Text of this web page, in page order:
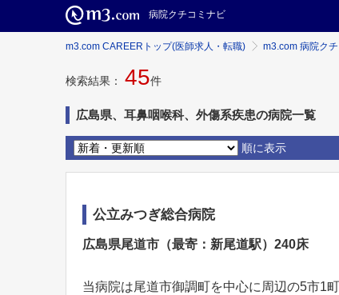
病院クチコミナビ
m3.com CAREERトップ(医師求人・転職) m3.com 病院ク
検索結果： 45件
広島県、耳鼻咽喉科、外傷系疾患の病院一覧
順に表示
公立みつぎ総合病院
広島県尾道市（最寄：新尾道駅）240床
当病院は尾道市御調町を中心に周辺の5市1